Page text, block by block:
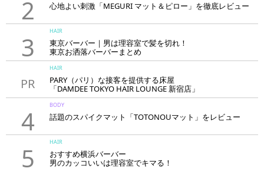
2 心地よい刺激「MEGURI マット＆ピロー」を徹底レビュー
3
HAIR
東京バーバー｜男は理容室で髪を切れ！
東京お洒落バーバーまとめ
PR
HAIR
PARY（パリ）な接客を提供する床屋
「DAMDEE TOKYO HAIR LOUNGE 新宿店」
4
BODY
話題のスパイクマット「TOTONOUマット」をレビュー
5
HAIR
おすすめ横浜バーバー
男のカッコいいは理容室でキマる！